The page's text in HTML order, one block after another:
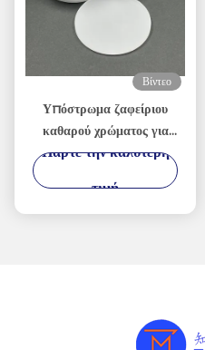
Βίντεο
Υπόστρωμα ζαφείριου
καθαρού χρώματος για
επεξεργασία
Πάρτε την καλύτερη
τιμή